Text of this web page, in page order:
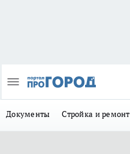
Документы Стройка и ремонт